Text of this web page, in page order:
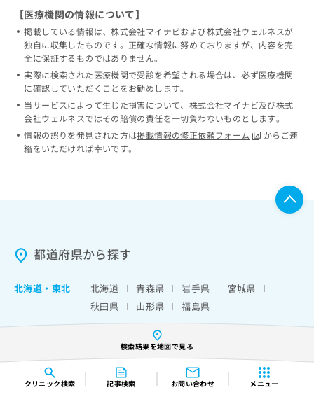
クリニック検索 記事検索 お問い合わせ メニュー
検索結果を地図で見る
【医療機関の情報について】
掲載している情報は、株式会社マイナビおよび株式会社ウェルネスが
独自に収集したものです。正確な情報に努めておりますが、内容を完
全に保証するものではありません。
実際に検索された医療機関で受診を希望される場合は、必ず医療機関
に確認していただくことをお勧めします。
当サービスによって生じた損害について、株式会社マイナビ及び株式
会社ウェルネスではその賠償の責任を一切負わないものとします。
情報の誤りを発見された方は掲載情報の修正依頼フォーム
からご連
絡をいただければ幸いです。
都道府県から探す
北海道 ・ 東北 北海道 青森県 岩手県
宮城県
秋田県
山形県
福島県
栃木県
東京都 神奈川県
中部
新潟県 石川県
福井県